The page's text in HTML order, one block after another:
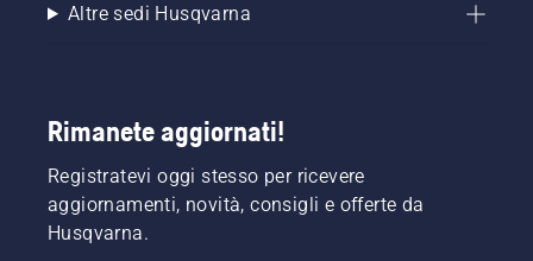
Altre sedi Husqvarna
Rimanete aggiornati!
Registratevi oggi stesso per ricevere
aggiornamenti, novità, consigli e offerte da
Husqvarna.